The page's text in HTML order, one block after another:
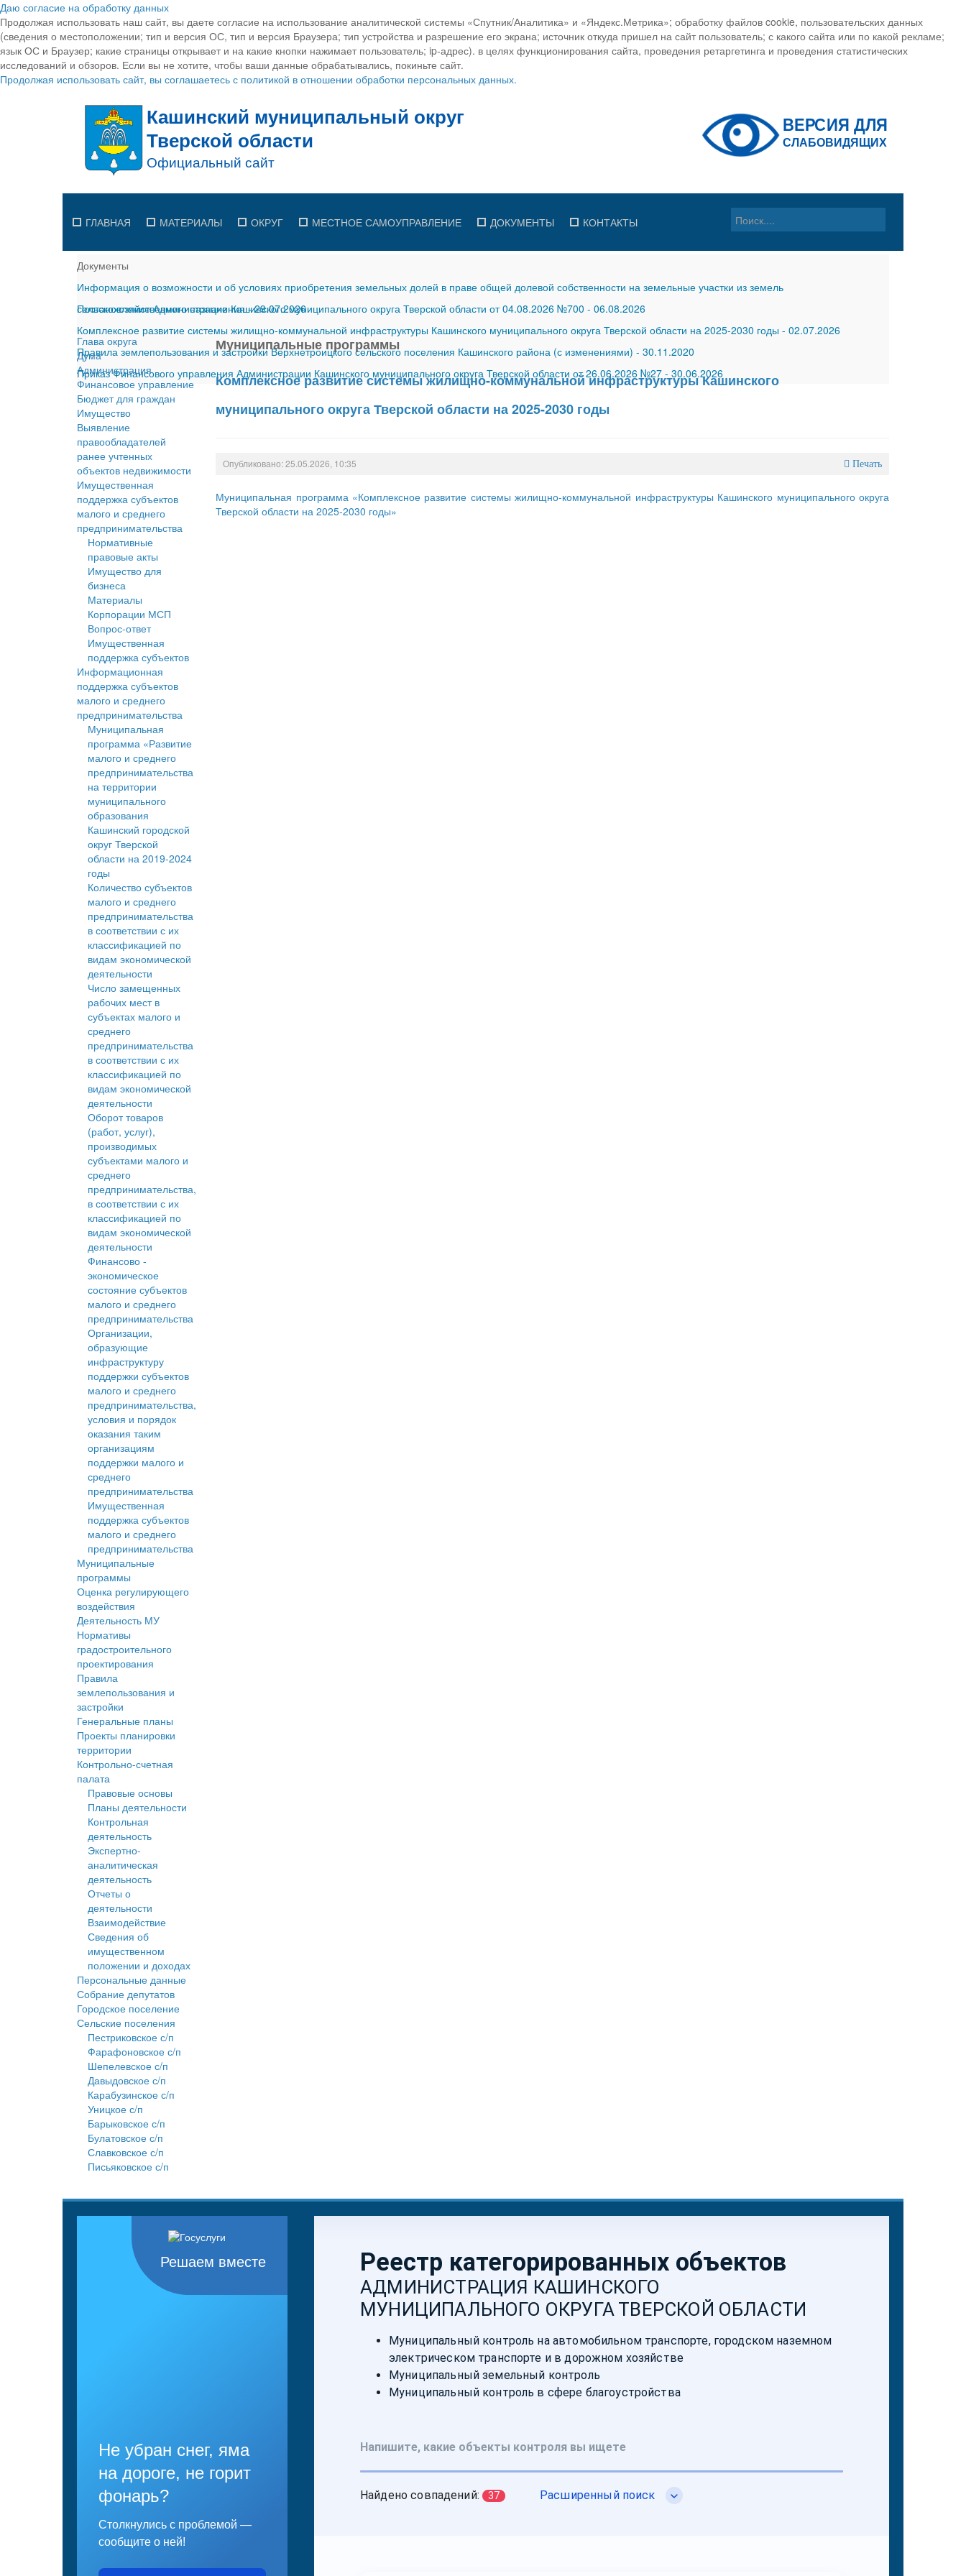
Даю согласие на обработку данных
Продолжая использовать наш сайт, вы даете согласие на использование аналитической системы «Спутник/Аналитика» и «Яндекс.Метрика»; обработку файлов cookie, пользовательских данных
(сведения о местоположении; тип и версия ОС, тип и версия Браузера; тип устройства и разрешение его экрана; источник откуда пришел на сайт пользователь; с какого сайта или по какой рекламе;
язык ОС и Браузер; какие страницы открывает и на какие кнопки нажимает пользователь; ip-адрес). в целях функционирования сайта, проведения ретаргетинга и проведения статистических
исследований и обзоров. Если вы не хотите, чтобы ваши данные обрабатывались, покиньте сайт.
Продолжая использовать сайт, вы соглашаетесь с политикой в отношении обработки персональных данных.
ГЛАВНАЯ МАТЕРИАЛЫ ОКРУГ МЕСТНОЕ САМОУПРАВЛЕНИЕ ДОКУМЕНТЫ КОНТАКТЫ
Документы
Информация о возможности и об условиях приобретения земельных долей в праве общей долевой собственности на земельные участки из земель
сельскохозяйственного назначения-29.07.2026
Постановление Администрации Кашинского муниципального округа Тверской области от 04.08.2026 №700 - 06.08.2026
Комплексное развитие системы жилищно-коммунальной инфраструктуры Кашинского муниципального округа Тверской области на 2025-2030 годы - 02.07.2026
Правила землепользования и застройки Верхнетроицкого сельского поселения Кашинского района (с изменениями) - 30.11.2020
Приказ Финансового управления Администрации Кашинского муниципального округа Тверской области от 26.06.2026 №27 - 30.06.2026
Глава округа
Дума
Администрация
Финансовое управление
Бюджет для граждан
Имущество
Выявление
правообладателей
ранее учтенных
объектов недвижимости
Имущественная
поддержка субъектов
малого и среднего
предпринимательства
Нормативные
правовые акты
Имущество для
бизнеса
Материалы
Корпорации МСП
Вопрос-ответ
Имущественная
поддержка субъектов
Информационная
поддержка субъектов
малого и среднего
предпринимательства
Муниципальная
программа «Развитие
малого и среднего
предпринимательства
на территории
муниципального
образования
Кашинский городской
округ Тверской
области на 2019-2024
годы
Количество субъектов
малого и среднего
предпринимательства
в соответствии с их
классификацией по
видам экономической
деятельности
Число замещенных
рабочих мест в
субъектах малого и
среднего
предпринимательства
в соответствии с их
классификацией по
видам экономической
деятельности
Оборот товаров
(работ, услуг),
производимых
субъектами малого и
среднего
предпринимательства,
в соответствии с их
классификацией по
видам экономической
деятельности
Финансово -
экономическое
состояние субъектов
малого и среднего
предпринимательства
Организации,
образующие
инфраструктуру
поддержки субъектов
малого и среднего
предпринимательства,
условия и порядок
оказания таким
организациям
поддержки малого и
среднего
предпринимательства
Имущественная
поддержка субъектов
малого и среднего
предпринимательства
Муниципальные
программы
Оценка регулирующего
воздействия
Деятельность МУ
Нормативы
градостроительного
проектирования
Правила
землепользования и
застройки
Генеральные планы
Проекты планировки
территории
Контрольно-счетная
палата
Правовые основы
Планы деятельности
Контрольная
деятельность
Экспертно-
аналитическая
деятельность
Отчеты о
деятельности
Взаимодействие
Сведения об
имущественном
положении и доходах
Персональные данные
Собрание депутатов
Городское поселение
Сельские поселения
Пестриковское с/п
Фарафоновское с/п
Шепелевское с/п
Давыдовское с/п
Карабузинское с/п
Уницкое с/п
Барыковское с/п
Булатовское с/п
Славковское с/п
Письяковское с/п
Муниципальные программы
Комплексное развитие системы жилищно-коммунальной инфраструктуры Кашинского
муниципального округа Тверской области на 2025-2030 годы
Опубликовано: 25.05.2026, 10:35 Печать
Муниципальная программа «Комплексное развитие системы жилищно-коммунальной инфраструктуры Кашинского муниципального округа
Тверской области на 2025-2030 годы»
Решаем вместе
Не убран снег, яма
на дороге, не горит
фонарь?
Столкнулись с проблемой —
сообщите о ней!